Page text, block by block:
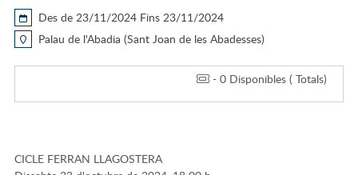
Des de 23/11/2024 Fins 23/11/2024
Palau de l'Abadia (Sant Joan de les Abadesses)
- 0 Disponibles ( Totals)
CICLE FERRAN LLAGOSTERA